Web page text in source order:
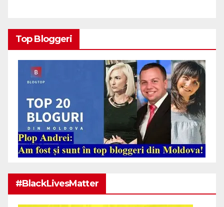
Top Bloggeri
#BlackLivesMatter